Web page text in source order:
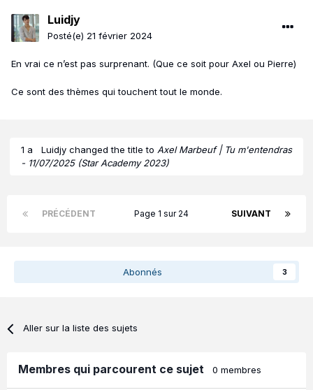
Luidjy
Posté(e) 21 février 2024
En vrai ce n’est pas surprenant. (Que ce soit pour Axel ou Pierre)
Ce sont des thèmes qui touchent tout le monde.
1 a Luidjy changed the title to Axel Marbeuf | Tu m'entendras
- 11/07/2025 (Star Academy 2023)
PRÉCÉDENT SUIVANT
Page 1 sur 24
Abonnés 3
Aller sur la liste des sujets
Membres qui parcourent ce sujet 0 membres